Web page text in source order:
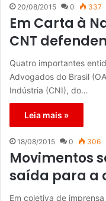
20/08/2015 0 337
Em Carta à
CNT
Quatro importantes
Advogados do Brasil
Indústria (CNI), do…
Leia mais »
18/08/2015 0 306
Movimentos
saída para a
Em coletiva de